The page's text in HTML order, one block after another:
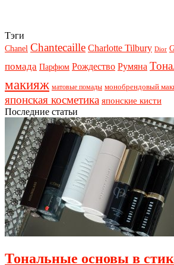
Тэги
Chanel Chantecaille Charlotte Tilbury Dior
помада Парфюм Рождество Румяна
макияж матовые помады монобрендовый
японская косметика японские кисти
Последние статьи
Тональные основы в